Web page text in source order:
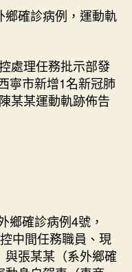
名
外
診
病
例，
運
動
軌
跡
確診病例，運動軌
理任務批示部發
寧市新增1名新冠肺
某某運動軌跡佈告
確診病例4號，
中間任務職員、現
張某某（系外鄉確